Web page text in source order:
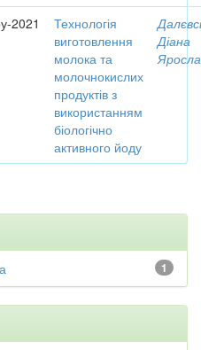
2021
Технологія
виготовлення
молока та
молочнокислих
продуктів з
використанням
біологічно
активного йоду
Діана
1